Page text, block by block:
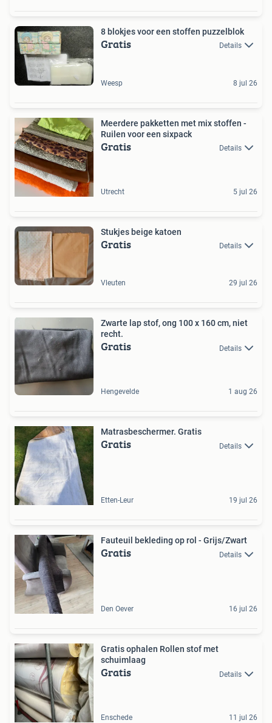
8 blokjes voor een stoffen puzzelblok
Gratis Details
Weesp 8 jul 26
Meerdere pakketten met mix stoffen -
Ruilen voor een sixpack
Gratis Details
Utrecht 5 jul 26
Stukjes beige katoen
Gratis Details
Vleuten 29 jul 26
Zwarte lap stof, ong 100 x 160 cm, niet
recht.
Gratis Details
Hengevelde 1 aug 26
Matrasbeschermer. Gratis
Gratis Details
Etten-Leur 19 jul 26
Fauteuil bekleding op rol - Grijs/Zwart
Gratis Details
Den Oever 16 jul 26
Gratis ophalen Rollen stof met
schuimlaag
Gratis Details
Enschede 11 jul 26